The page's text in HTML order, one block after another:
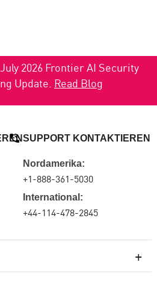
2026 Frontier AI Security
Update. Read Blog
SUPPORT KONTAKTIEREN
Nordamerika:
+1-888-361-5030
International:
+44-114-478-2845